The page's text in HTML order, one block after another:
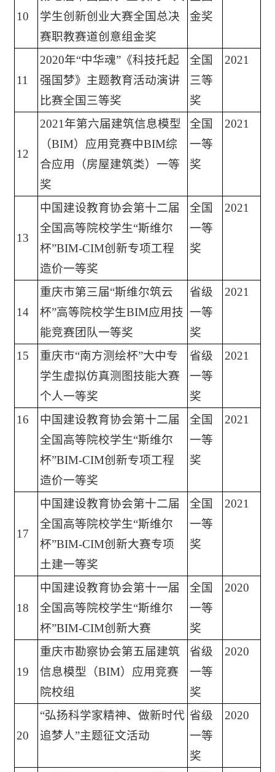
10
学生创新创业大赛全国总决
赛职教赛道创意组金奖
金奖
11
2020年“中华魂”《科技托起
强国梦》主题教育活动演讲
比赛全国三等奖
全国
三等
奖
2021
12
2021年第六届建筑信息模型
（BIM）应用竞赛中BIM综
合应用（房屋建筑类）一等
奖
全国
一等
奖
2021
13
中国建设教育协会第十二届
全国高等院校学生“斯维尔
杯”BIM-CIM创新专项工程
造价一等奖
全国
一等
奖
2021
14
重庆市第三届“斯维尔筑云
杯”高等院校学生BIM应用技
能竞赛团队一等奖
省级
一等
奖
2021
15
重庆市“南方测绘杯”大中专
学生虚拟仿真测图技能大赛
个人一等奖
省级
一等
奖
2021
16
中国建设教育协会第十二届
全国高等院校学生“斯维尔
杯”BIM-CIM创新专项工程
造价一等奖
全国
一等
奖
2021
17
中国建设教育协会第十二届
全国高等院校学生“斯维尔
杯”BIM-CIM创新大赛专项
土建一等奖
全国
一等
奖
2021
18
中国建设教育协会第十一届
全国高等院校学生“斯维尔
杯”BIM-CIM创新大赛
全国
一等
奖
2020
19
重庆市勘察协会第五届建筑
信息模型（BIM）应用竞赛
院校组
省级
一等
奖
2020
20
“弘扬科学家精神、做新时代
追梦人”主题征文活动
省级
一等
奖
2020